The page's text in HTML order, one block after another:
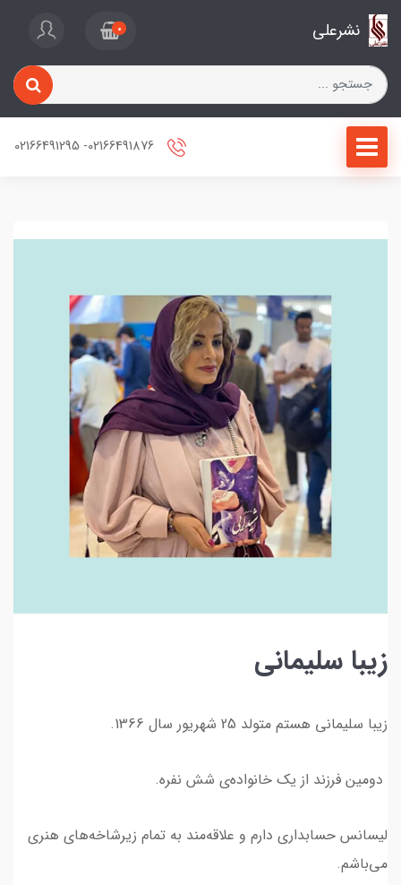
نشرعلی 0
زیبا سلیمانی
زیبا سلیمانی هستم متولد 25 شهریور سال 1366.
دومین فرزند از یک خانواده‌ی شش نفره.
لیسانس حسابداری دارم و علاقه‌مند به تمام زیرشاخه‌های هنری
می‌باشم.